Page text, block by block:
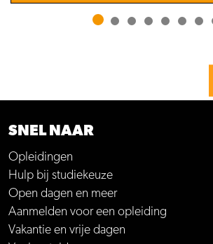
SNEL NAAR
Opleidingen
Hulp bij studiekeuze
Open dagen en meer
Aanmelden voor een opleiding
Vakantie en vrije dagen